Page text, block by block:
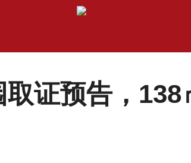
证预告，138